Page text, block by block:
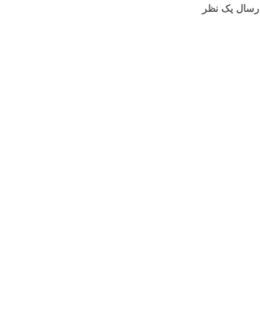
ارسال یک نظر